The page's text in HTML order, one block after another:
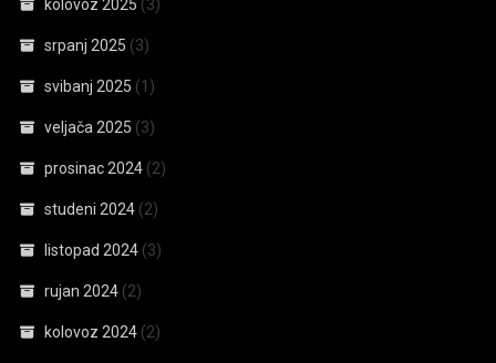
kolovoz 2025 (3)
srpanj 2025 (3)
svibanj 2025 (1)
veljača 2025 (3)
prosinac 2024 (2)
studeni 2024 (2)
listopad 2024 (3)
rujan 2024 (2)
kolovoz 2024 (2)